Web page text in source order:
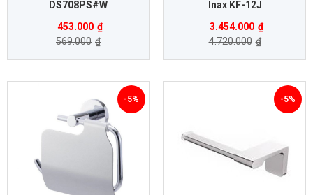
DS708PS#W
453.000 ₫
569.000 ₫
Inax KF-12J
3.454.000 ₫
4.720.000 ₫
-5% -5%